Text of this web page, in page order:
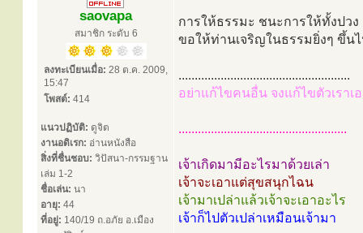
saovapa
สมาชิก ระดับ 6
ลงทะเบียนเมื่อ: 28 ต.ค. 2009,
15:47
โพสต์: 414
แนวปฏิบัติ: ดูจิต
งานอดิเรก: อ่านหนังสือ
สิ่งที่ชื่นชอบ: วิปัสนา-กรรมฐาน
เล่ม 1-2
ชื่อเล่น: นา
อายุ: 44
ที่อยู่: 140/19 ถ.อภัย อ.เมือง
การให้ธรรมะ ชนะการให้ทั้งปวง
ขอให้ท่านเจริญในธรรมยิ่งๆ ขึ้น
.....................................................
อย่าแก้ไขคนอื่น จงแก้ไขตัวเราเ
....................................................
เจ้าเกิดมามีอะไรมาด้วยเล่า
เจ้าจะเอาแต่สุขสนุกไฉน
เจ้ามาเปล่าแล้วเจ้าจะเอาอะไร
เจ้าก็ไปตัวเปล่าเหมือนเจ้ามา